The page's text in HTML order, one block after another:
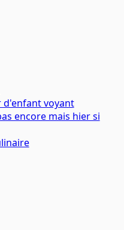
d'enfant voyant
encore mais hier si